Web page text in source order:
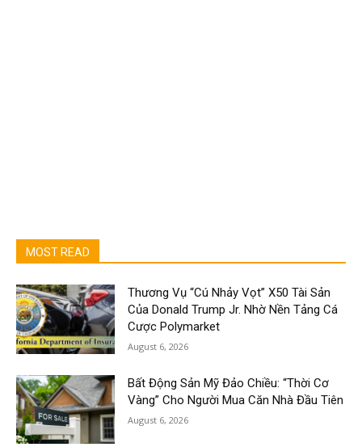
MOST READ
Thương Vụ “Cú Nhảy Vọt” X50 Tài Sản
Của Donald Trump Jr. Nhờ Nền Tảng Cá
Cược Polymarket
August 6, 2026
Bất Động Sản Mỹ Đảo Chiều: “Thời Cơ
Vàng” Cho Người Mua Căn Nhà Đầu Tiên
August 6, 2026